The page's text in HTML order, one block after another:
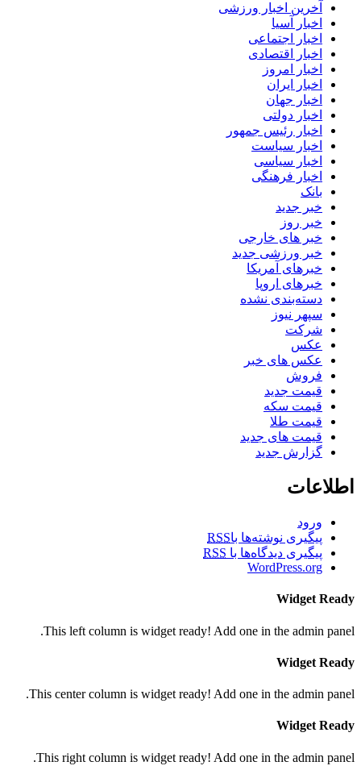
آخرین اخبار ورزشی
اخبار آسیا
اخبار اجتماعی
اخبار اقتصادی
اخبار امروز
اخبار ایران
اخبار جهان
اخبار دولتی
اخبار رئیس جمهور
اخبار سیاست
اخبار سیاسی
اخبار فرهنگی
بانک
خبر جدید
خبر روز
خبر های خارجی
خبر ورزشی جدید
خبرهای آمریکا
خبرهای اروپا
دسته‌بندی نشده
سپهر نیوز
شرکت
عکس
عکس های خبر
فروش
قیمت جدید
قیمت سکه
قیمت طلا
قیمت های جدید
گزارش جدید
اطلاعات
ورود
پیگیری نوشته‌ها باRSS
پیگیری دیدگاه‌ها با RSS
WordPress.org
Widget Ready
This left column is widget ready! Add one in the admin panel.
Widget Ready
This center column is widget ready! Add one in the admin panel.
Widget Ready
This right column is widget ready! Add one in the admin panel.